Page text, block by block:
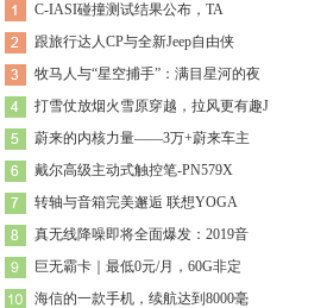
C-IASI碰撞测试结果公布，TA
跟旅行达人CP与全新Jeep自由侠
牧马人与“星空捕手”：满目星河的夜
打雪仗放烟火雪原穿越，拉风更有趣J
蔚来的内核力量——3万+蔚来车主
戴尔高级主动式触控笔-PN579X
转轴与音箱完美邂逅 联想YOGA
真无线降噪即将全面爆发：2019音
巨无霸卡｜最低0元/月，60G非定
海信的一款手机，续航达到8000毫